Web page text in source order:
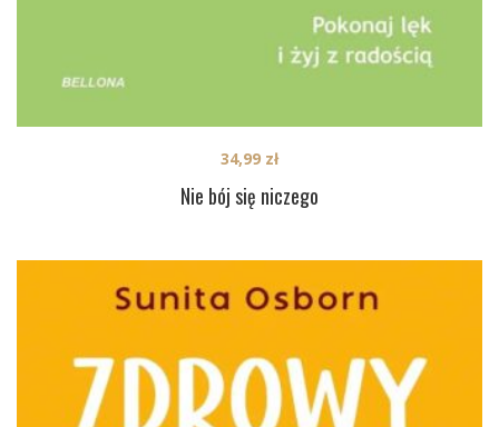
Nie bój się niczego
34,99 zł